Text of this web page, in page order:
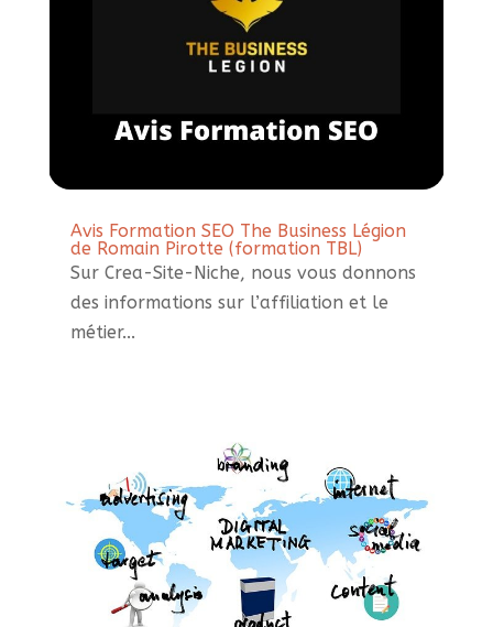
Avis Formation SEO The Business Légion
de Romain Pirotte (formation TBL)
Sur Crea-Site-Niche, nous vous donnons
des informations sur l’affiliation et le
métier...